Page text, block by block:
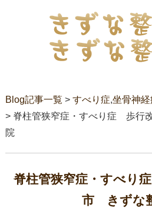
Blog記事一覧 > すべり症,坐骨神経
> 脊柱管狭窄症・すべり症 歩
院
脊柱管狭窄症・すべ
市 きずな